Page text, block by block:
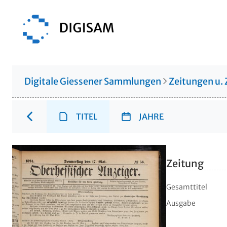
Digitale Giessener Sammlungen Zeitungen
TITEL JAHRE
Zeitung
Gesamttitel
Ausgabe